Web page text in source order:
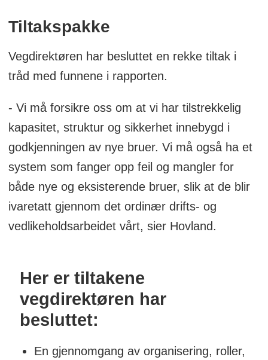
Tiltakspakke
Vegdirektøren har besluttet en rekke tiltak i
tråd med funnene i rapporten.
- Vi må forsikre oss om at vi har tilstrekkelig
kapasitet, struktur og sikkerhet innebygd i
godkjenningen av nye bruer. Vi må også ha et
system som fanger opp feil og mangler for
både nye og eksisterende bruer, slik at de blir
ivaretatt gjennom det ordinær drifts- og
vedlikeholdsarbeidet vårt, sier Hovland.
Her er tiltakene
vegdirektøren har
besluttet:
En gjennomgang av organisering, roller,